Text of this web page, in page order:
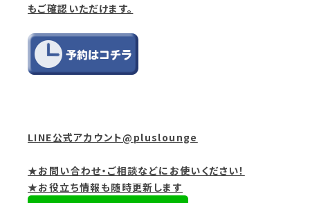
もご確認いただけます。
LINE公式アカウント@pluslounge
★お問い合わせ・ご相談などにお使いください！
★お役立ち情報も随時更新します